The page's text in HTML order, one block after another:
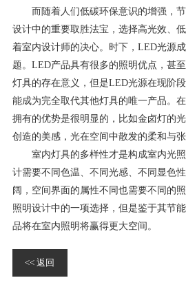
而随着人们低碳环保意识的增强，
设计中的重要取胜法宝，选择高光效、
着室内设计师的决心。时下，LED光源
题。LED产品具有很多的照明优点，甚
灯具的存在意义，但是LED光源在现阶
能成为完全取代其他灯具的唯一产品。
拥有的优势是很明显的，比如金卤灯的
创造的美感，光在空间中散发的柔和与张
室内灯具的多样性才是构成室内光
计需要不同色温、不同光感、不同显色
阔，空间界面的属性不同也需要不同的
照明设计中的一项选择，但是鉴于其节
品将在室内照明将赢得更大空间。
<< 返回